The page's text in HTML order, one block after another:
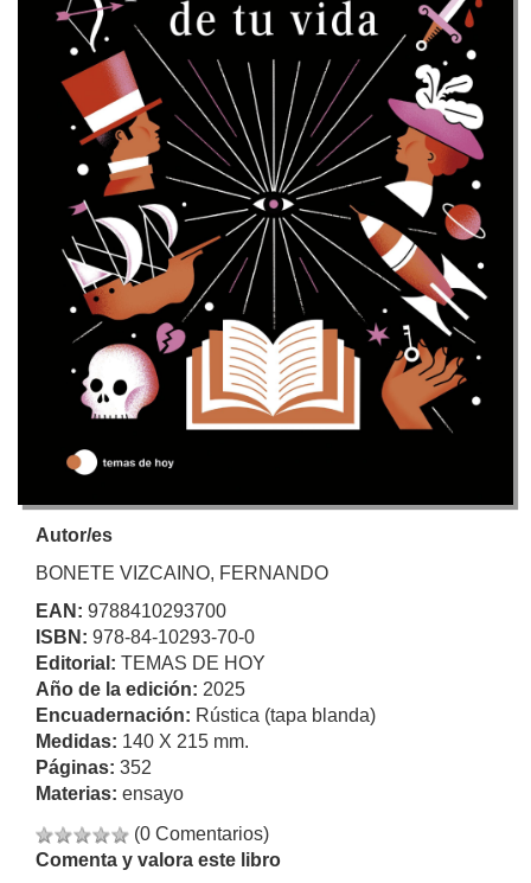
Autor/es
BONETE VIZCAINO, FERNANDO
EAN: 9788410293700
ISBN: 978-84-10293-70-0
Editorial: TEMAS DE HOY
Año de la edición: 2025
Encuadernación: Rústica (tapa blanda)
Medidas: 140 X 215 mm.
Páginas: 352
Materias: ensayo
(0 Comentarios)
Comenta y valora este libro